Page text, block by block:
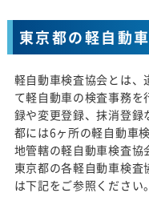
東京都の軽自動
軽自動車検査協会とは、
て軽自動車の検査事務
録や変更登録、抹消登録
都には6ヶ所の軽自動車
地管轄の軽自動車検査協
東京都の各軽自動車検
は下記をご参照ください。